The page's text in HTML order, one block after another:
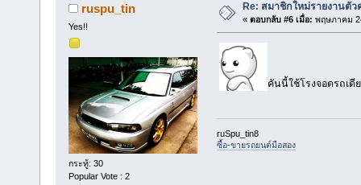
ruspu_tin
Yes!!
กระทู้: 30
Popular Vote : 2
Re: สมาชิกใหม่รายงานตัว
« ตอบกลับ #6 เมื่อ: พฤษภาคม
คันนี้ใช้โรงจอดรถเ
ruSpu_tin8
ซื้อ-ขายรถยนต์มือสอง